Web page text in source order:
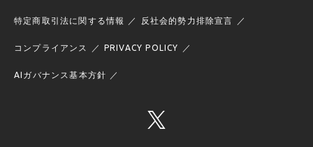
特定商取引法に関する情報 反社会的勢力排除宣言
コンプライアンス PRIVACY POLICY
AIガバナンス基本方針